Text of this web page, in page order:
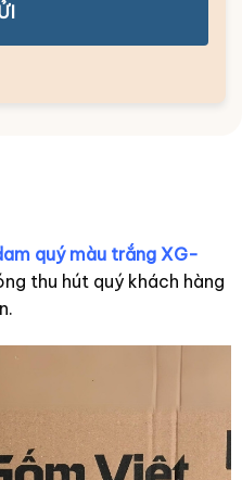
quý màu trắng XG-
thu hút quý khách hàng